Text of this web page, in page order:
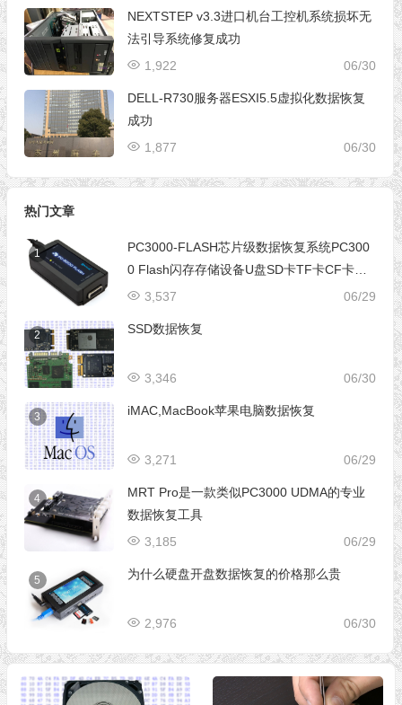
NEXTSTEP v3.3进口机台工控机系统损坏无
法引导系统修复成功
06/30
1,922
DELL-R730服务器ESXI5.5虚拟化数据恢复
成功
06/30
1,877
热门文章
1
PC3000-FLASH芯片级数据恢复系统PC300
0 Flash闪存存储设备U盘SD卡TF卡CF卡芯
片级数据恢复设备
06/29
3,537
2 SSD数据恢复
06/30
3,346
3 iMAC,MacBook苹果电脑数据恢复
06/29
3,271
4
MRT Pro是一款类似PC3000 UDMA的专业
数据恢复工具
06/29
3,185
5 为什么硬盘开盘数据恢复的价格那么贵
06/30
2,976